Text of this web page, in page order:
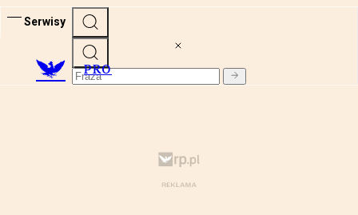
Serwisy
PRO